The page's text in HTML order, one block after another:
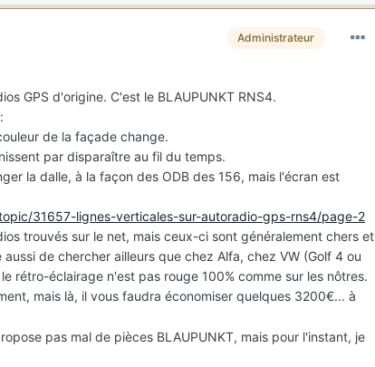
Administrateur
GPS d'origine. C'est le BLAUPUNKT RNS4.
de la façade change.
par disparaître au fil du temps.
la dalle, à la façon des ODB des 156, mais l'écran est
31657-lignes-verticales-sur-autoradio-gps-rns4/page-2
trouvés sur le net, mais ceux-ci sont généralement chers et
de chercher ailleurs que chez Alfa, chez VW (Golf 4 ou
rétro-éclairage n'est pas rouge 100% comme sur les nôtres.
mais là, il vous faudra économiser quelques 3200€... à
pas mal de pièces BLAUPUNKT, mais pour l'instant, je